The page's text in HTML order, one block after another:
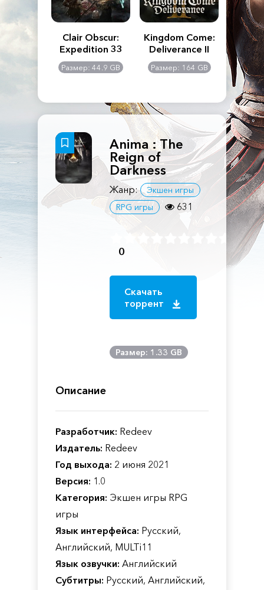
Creed
Clair Obscur:
Expedition 33
Размер: 44.9 GB
Kingdom Come:
Deliverance II
Размер: 164 GB
The
Anima : The
Reign of
Darkness
Жанр:
Экшен игры
RPG игры
631
0
Скачать
торрент
Размер: 1.33 GB
Описание
Разработчик: Redeev
Издатель: Redeev
Год выхода: 2 июня 2021
Версия: 1.0
Категория: Экшен игры RPG
игры
Язык интерфейса: Русский,
Английский, MULTi11
Язык озвучки: Английский
Субтитры: Русский, Английский,